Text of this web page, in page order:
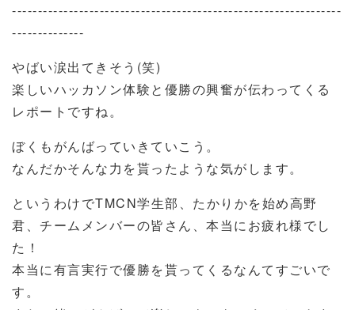
----------------------------------------------------------------
--------------
やばい涙出てきそう(笑)
楽しいハッカソン体験と優勝の興奮が伝わってくる
レポートですね。
ぼくもがんばっていきていこう。
なんだかそんな力を貰ったような気がします。
というわけでTMCN学生部、たかりかを始め高野
君、チームメンバーの皆さん、本当にお疲れ様でし
た！
本当に有言実行で優勝を貰ってくるなんてすごいで
す。